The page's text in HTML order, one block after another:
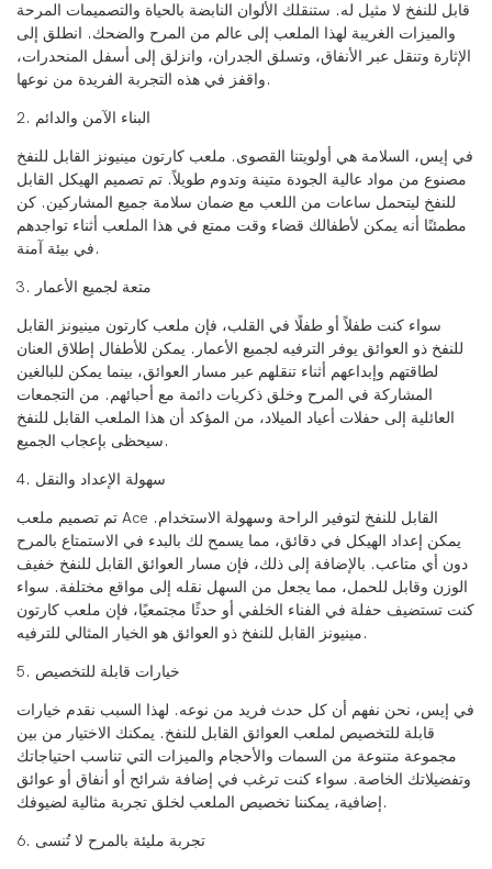
قابل للنفخ لا مثيل له. ستنقلك الألوان النابضة بالحياة والتصميمات المرحة
والميزات الغريبة لهذا الملعب إلى عالم من المرح والضحك. انطلق إلى
الإثارة وتنقل عبر الأنفاق، وتسلق الجدران، وانزلق إلى أسفل المنحدرات،
واقفز في هذه التجربة الفريدة من نوعها.
2. البناء الآمن والدائم
في إيس، السلامة هي أولويتنا القصوى. ملعب كارتون مينيونز القابل للنفخ
مصنوع من مواد عالية الجودة متينة وتدوم طويلاً. تم تصميم الهيكل القابل
للنفخ ليتحمل ساعات من اللعب مع ضمان سلامة جميع المشاركين. كن
مطمئنًا أنه يمكن لأطفالك قضاء وقت ممتع في هذا الملعب أثناء تواجدهم
في بيئة آمنة.
3. متعة لجميع الأعمار
سواء كنت طفلاً أو طفلًا في القلب، فإن ملعب كارتون مينيونز القابل
للنفخ ذو العوائق يوفر الترفيه لجميع الأعمار. يمكن للأطفال إطلاق العنان
لطاقتهم وإبداعهم أثناء تنقلهم عبر مسار العوائق، بينما يمكن للبالغين
المشاركة في المرح وخلق ذكريات دائمة مع أحبائهم. من التجمعات
العائلية إلى حفلات أعياد الميلاد، من المؤكد أن هذا الملعب القابل للنفخ
سيحظى بإعجاب الجميع.
4. سهولة الإعداد والنقل
تم تصميم ملعب Ace القابل للنفخ لتوفير الراحة وسهولة الاستخدام.
يمكن إعداد الهيكل في دقائق، مما يسمح لك بالبدء في الاستمتاع بالمرح
دون أي متاعب. بالإضافة إلى ذلك، فإن مسار العوائق القابل للنفخ خفيف
الوزن وقابل للحمل، مما يجعل من السهل نقله إلى مواقع مختلفة. سواء
كنت تستضيف حفلة في الفناء الخلفي أو حدثًا مجتمعيًا، فإن ملعب كارتون
مينيونز القابل للنفخ ذو العوائق هو الخيار المثالي للترفيه.
5. خيارات قابلة للتخصيص
في إيس، نحن نفهم أن كل حدث فريد من نوعه. لهذا السبب نقدم خيارات
قابلة للتخصيص لملعب العوائق القابل للنفخ. يمكنك الاختيار من بين
مجموعة متنوعة من السمات والأحجام والميزات التي تناسب احتياجاتك
وتفضيلاتك الخاصة. سواء كنت ترغب في إضافة شرائح أو أنفاق أو عوائق
إضافية، يمكننا تخصيص الملعب لخلق تجربة مثالية لضيوفك.
6. تجربة مليئة بالمرح لا تُنسى